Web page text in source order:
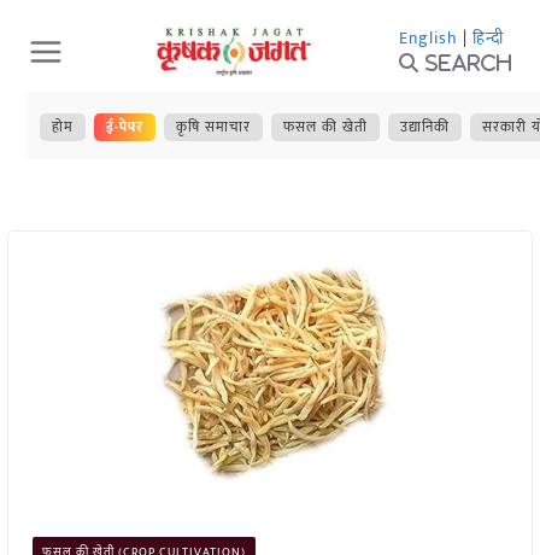
Skip
to
content
English | हिन्दी
Search
होम ई-पेपर कृषि समाचार फसल की खेती उद्यानिकी सरकारी